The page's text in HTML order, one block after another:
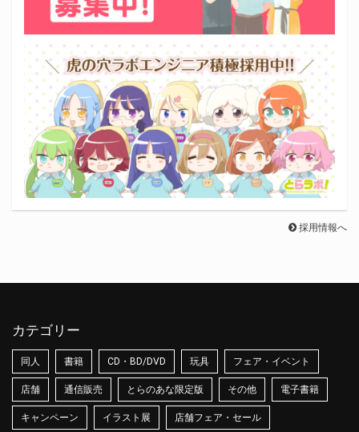
採用情報へ
カテゴリー
同人 書籍 CD・BD/DVD 玩具 フェア・イベント
店舗 通信販売 とらのあな限定版 その他 電子書籍
キャンペーン イラスト展 店舗フェア・セール